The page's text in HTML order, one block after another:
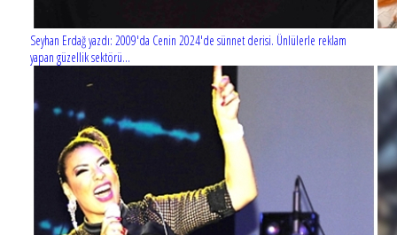
Seyhan Erdağ yazdı: 2009'da Cenin 2024'de sünnet derisi. Ünlülerle reklam
yapan güzellik sektörü...